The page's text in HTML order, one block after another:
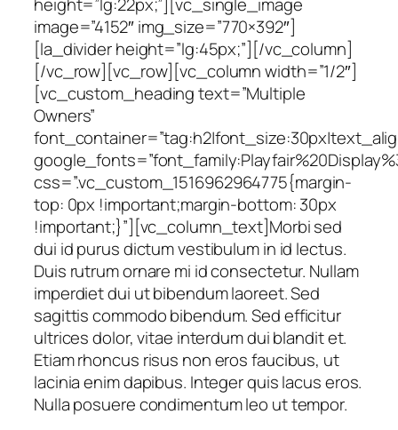
image=”4152″ img_size=”770×392″]
[la_divider height=”lg:45px;”][/vc_column]
[/vc_row][vc_row][vc_column width=”1/2″]
[vc_custom_heading text=”Multiple
Owners”
css=”.vc_custom_1516962964775{margin-
top: 0px !important;margin-bottom: 30px
!important;}”][vc_column_text]Morbi sed
dui id purus dictum vestibulum in id lectus.
Duis rutrum ornare mi id consectetur. Nullam
imperdiet dui ut bibendum laoreet. Sed
sagittis commodo bibendum. Sed efficitur
ultrices dolor, vitae interdum dui blandit et.
Etiam rhoncus risus non eros faucibus, ut
lacinia enim dapibus. Integer quis lacus eros.
Nulla posuere condimentum leo ut tempor.